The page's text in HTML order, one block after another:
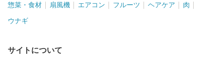
惣菜・食材 扇風機 エアコン フルーツ ヘアケア 肉
ウナギ
サイトについて